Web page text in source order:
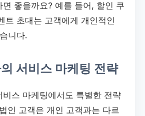
면 좋을까요? 예를 들어, 할인 쿠
트 초대는 고객에게 개인적인
니다.
서비스 마케팅 전략
비스 마케팅에서도 특별한 전략
인 고객은 개인 고객과는 다르